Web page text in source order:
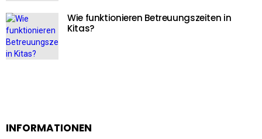
Wie funktionieren Betreuungszeiten in
Kitas?
INFORMATIONEN